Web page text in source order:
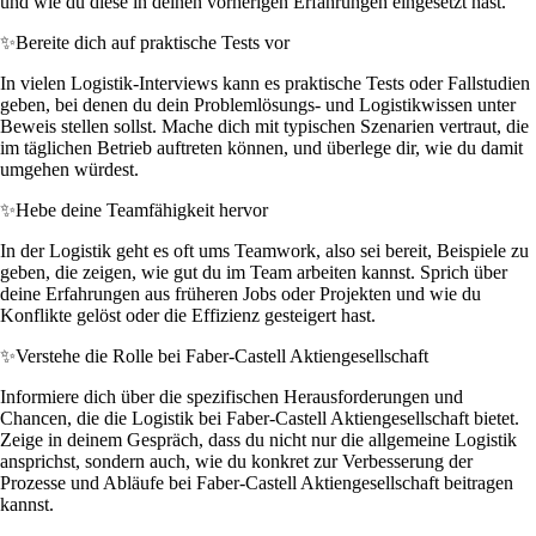
✨Bereite dich auf praktische Tests vor
In vielen Logistik-Interviews kann es praktische Tests oder Fallstudien
geben, bei denen du dein Problemlösungs- und Logistikwissen unter
Beweis stellen sollst. Mache dich mit typischen Szenarien vertraut, die
im täglichen Betrieb auftreten können, und überlege dir, wie du damit
umgehen würdest.
✨Hebe deine Teamfähigkeit hervor
In der Logistik geht es oft ums Teamwork, also sei bereit, Beispiele zu
geben, die zeigen, wie gut du im Team arbeiten kannst. Sprich über
deine Erfahrungen aus früheren Jobs oder Projekten und wie du
Konflikte gelöst oder die Effizienz gesteigert hast.
✨Verstehe die Rolle bei Faber-Castell Aktiengesellschaft
Informiere dich über die spezifischen Herausforderungen und
Chancen, die die Logistik bei Faber-Castell Aktiengesellschaft bietet.
Zeige in deinem Gespräch, dass du nicht nur die allgemeine Logistik
ansprichst, sondern auch, wie du konkret zur Verbesserung der
Prozesse und Abläufe bei Faber-Castell Aktiengesellschaft beitragen
kannst.